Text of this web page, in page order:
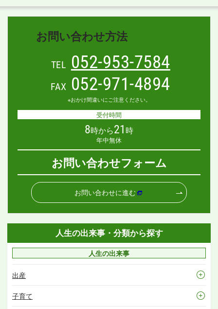
お問い合わせ方法
TEL 052-953-7584
FAX 052-971-4894
※おかけ間違いにご注意ください。
受付時間
8時から21 時
年中無休
お問い合わせフォーム
お問い合わせに進む
人生の出来事・分類から探す
人生の出来事
出産
子育て